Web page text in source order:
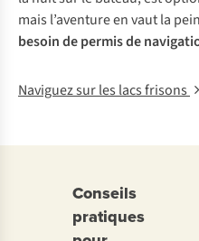
mais l’aventure en vaut la
besoin de permis de
Naviguez sur les lacs frisons
Conseils
pratiques